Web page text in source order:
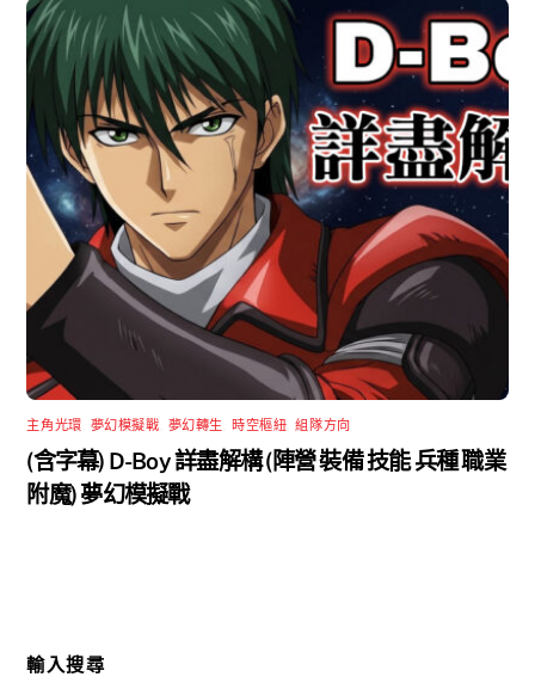
主角光環 夢幻模擬戰 夢幻轉生 時空樞紐 ,組隊方向
(含字幕) D-Boy 詳盡解構 (陣營 裝備 技能 兵種 職業
附魔) 夢幻模擬戰
輸入搜尋